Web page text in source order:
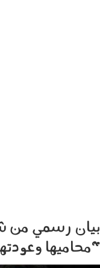
بيان رسمي من
"محاميها